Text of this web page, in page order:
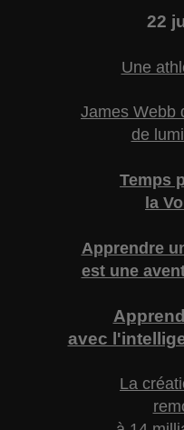
22
Une
James Webb
de
Temps
la
Apprendre
est une
avec
La